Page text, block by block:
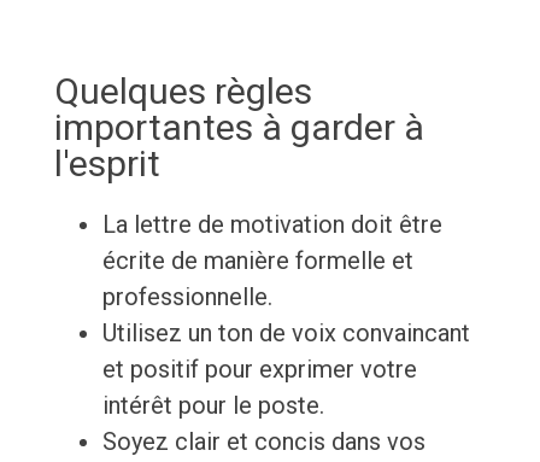
Quelques règles
importantes à garder à
l'esprit
La lettre de motivation doit être
écrite de manière formelle et
professionnelle.
Utilisez un ton de voix convaincant
et positif pour exprimer votre
intérêt pour le poste.
Soyez clair et concis dans vos